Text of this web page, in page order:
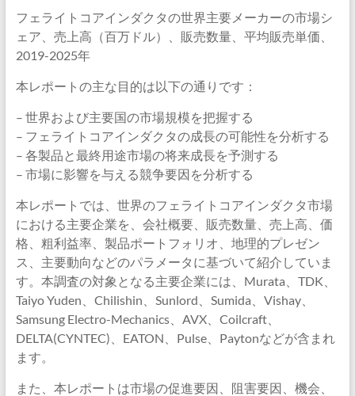
フェライトコアインダクタの世界主要メーカーの市場シ
ェア、売上高（百万ドル）、販売数量、平均販売単価、
2019-2025年
本レポートの主な目的は以下の通りです：
– 世界および主要国の市場規模を把握する
– フェライトコアインダクタの成長の可能性を分析する
– 各製品と最終用途市場の将来成長を予測する
– 市場に影響を与える競争要因を分析する
本レポートでは、世界のフェライトコアインダクタ市場
における主要企業を、会社概要、販売数量、売上高、価
格、粗利益率、製品ポートフォリオ、地理的プレゼン
ス、主要動向などのパラメータに基づいて紹介していま
す。本調査の対象となる主要企業には、Murata、TDK、
Taiyo Yuden、Chilishin、Sunlord、Sumida、Vishay、
Samsung Electro-Mechanics、AVX、Coilcraft、
DELTA(CYNTEC)、EATON、Pulse、Paytonなどが含まれ
ます。
また、本レポートは市場の促進要因、阻害要因、機会、